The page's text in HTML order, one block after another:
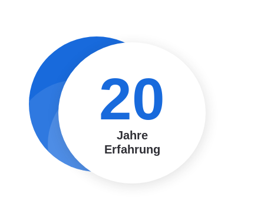
20
Jahre
Erfahrung